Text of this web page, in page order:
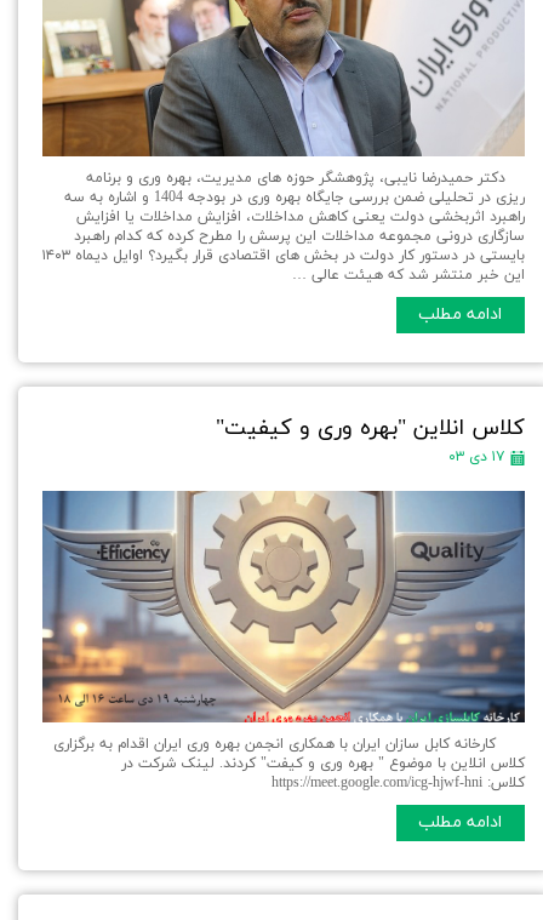
دکتر حمیدرضا نایبی، پژوهشگر حوزه های مدیریت، بهره وری و برنامه
ریزی در تحلیلی ضمن بررسی جایگاه بهره وری در بودجه 1404 و اشاره به سه
راهبرد اثربخشی دولت یعنی کاهش مداخلات، افزایش مداخلات یا افزایش
سازگاری درونی مجموعه مداخلات این پرسش را مطرح کرده که کدام راهبرد
بایستی در دستور کار دولت در بخش های اقتصادی قرار بگیرد؟ اوایل دیماه ۱۴۰۳
این خبر منتشر شد که هیئت عالی …
ادامه مطلب
کلاس انلاین "بهره وری و کیفیت"
۱۷ دی ۰۳
کارخانه کابل سازان ایران با همکاری انجمن بهره وری ایران اقدام به برگزاری
کلاس انلاین با موضوع " بهره وری و کیفت" کردند. لینک شرکت در
کلاس: https://meet.google.com/icg-hjwf-hni
ادامه مطلب